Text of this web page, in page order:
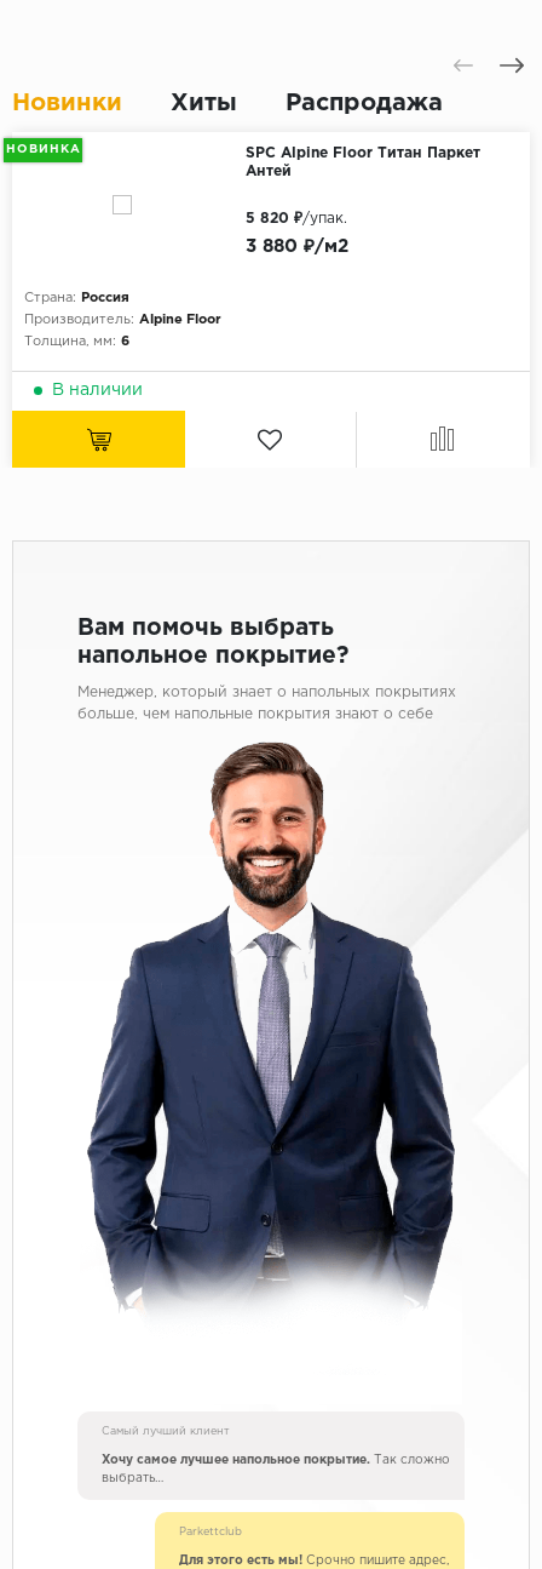
Новинки Хиты Распродажа
НОВИНКА
SPC Alpine Floor Титан Паркет
Антей
Страна:
Россия
Производитель: Alpine Floor
Толщина, мм: 6
3 880 ₽/м2
5 820 ₽/упак.
В наличии
Вам помочь выбрать
напольное покрытие?
Менеджер, который знает о напольных покрытиях
больше, чем напольные покрытия знают о себе
Самый лучший клиент
Хочу самое лучшее напольное покрытие. Так сложно
выбрать…
Parkettclub
Для этого есть мы! Срочно пишите адрес,